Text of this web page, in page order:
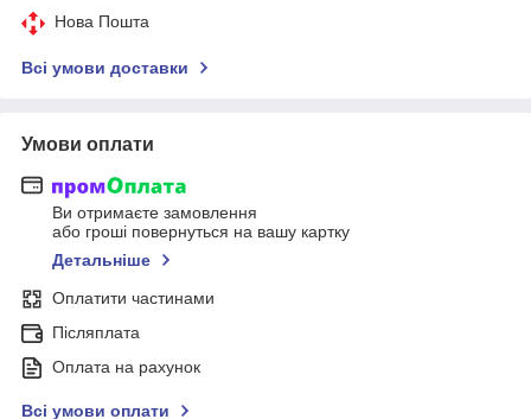
Нова Пошта
Всі умови доставки
Умови оплати
Ви отримаєте замовлення
або гроші повернуться на вашу картку
Детальніше
Оплатити частинами
Післяплата
Оплата на рахунок
Всі умови оплати